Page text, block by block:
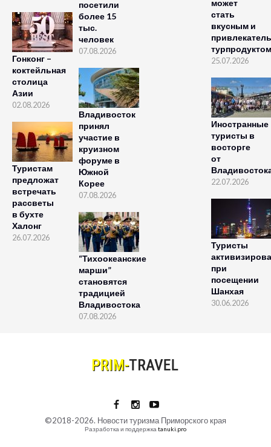
Гонконг –
коктейльная
столица
Азии
02.08.2026
Туристам
предложат
встречать
рассветы
в бухте
Халонг
26.07.2026
посетили
более 15
тыс.
человек
07.08.2026
Владивосток
принял
участие в
круизном
форуме в
Южной
Корее
07.08.2026
“Тихоокеанские
марши”
становятся
традицией
Владивостока
07.08.2026
может
стать
вкусным и
турпродуктом
25.07.2026
Иностранные
туристы в
восторге
от
22.07.2026
Туристы
при
посещении
Шанхая
30.06.2026
©2018-2026. Новости туризма Приморского края
Разработка и поддержкаtanuki.pro